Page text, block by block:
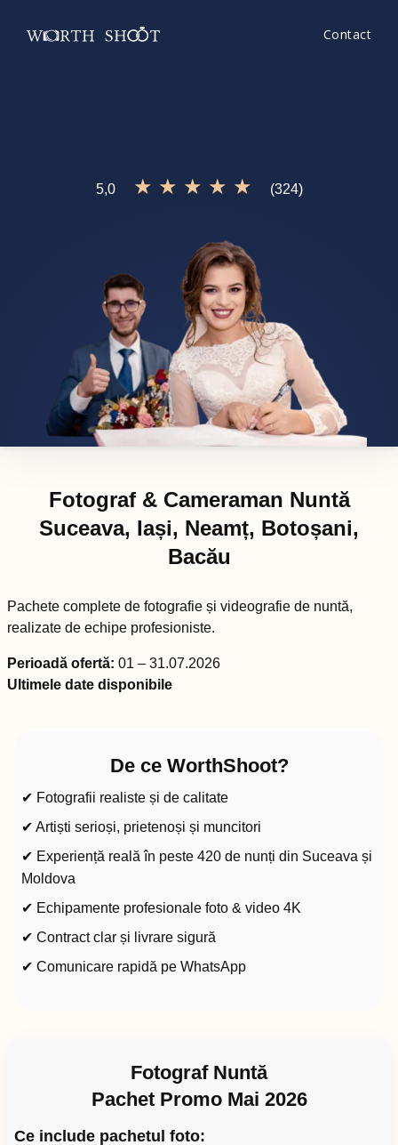
Contact
5,0 ★ ★ ★ ★ ★ (324)
Fotograf & Cameraman Nuntă
Suceava, Iași, Neamț, Botoșani,
Bacău
Pachete complete de fotografie și videografie de nuntă,
realizate de echipe profesioniste.
Perioadă ofertă: 01 – 31.07.2026
Ultimele date disponibile
De ce WorthShoot?
✔ Fotografii realiste și de calitate
✔ Artiști serioși, prietenoși și muncitori
✔ Experiență reală în peste 420 de nunți din Suceava și
Moldova
✔ Echipamente profesionale foto & video 4K
✔ Contract clar și livrare sigură
✔ Comunicare rapidă pe WhatsApp
Fotograf Nuntă
Pachet Promo Mai 2026
Ce include pachetul foto: